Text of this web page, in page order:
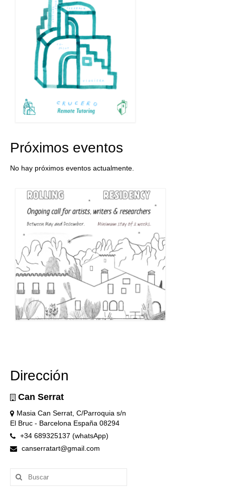
Próximos eventos
No hay próximos eventos actualmente.
Dirección
Can Serrat
Masia Can Serrat, C/Parroquia s/n
El Bruc - Barcelona España 08294
+34 689325137 (whatsApp)
canserratart@gmail.com
Buscar
por: